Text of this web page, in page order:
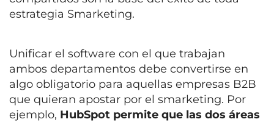
estrategia Smarketing.
Unificar el software con el que trabajan
ambos departamentos debe convertirse en
algo obligatorio para aquellas empresas B2B
que quieran apostar por el smarketing. Por
ejemplo, HubSpot permite que las dos áreas